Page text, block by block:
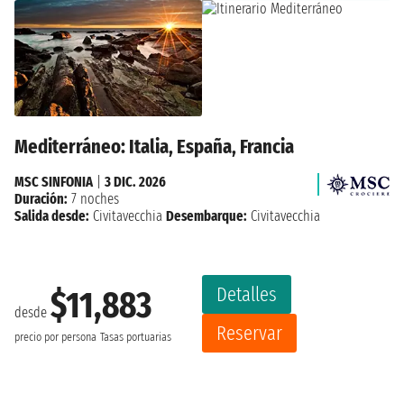
Mediterráneo: Italia, España, Francia
desde $11,883
precio por persona Tasas portuarias
Detalles
Reservar
MSC SINFONIA| 3 DIC. 2026
Duración: 7 noches
Salida desde: Civitavecchia Desembarque: Civitavecchia